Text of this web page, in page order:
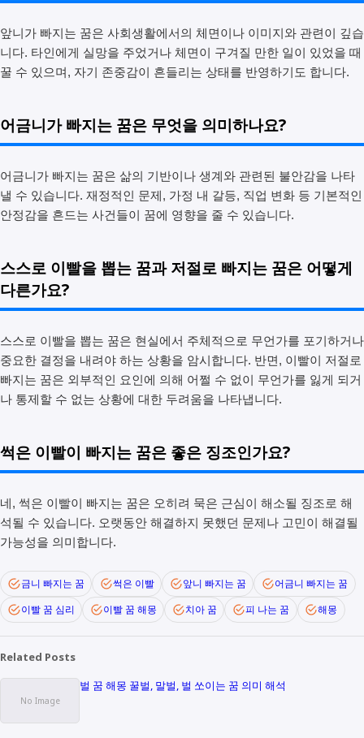
앞니가 빠지는 꿈은 사회생활에서의 체면이나 이미지와 관련이 깊습
니다. 타인에게 실망을 주었거나 체면이 구겨질 만한 일이 있었을 때
꿀 수 있으며, 자기 존중감이 흔들리는 상태를 반영하기도 합니다.
어금니가 빠지는 꿈은 무엇을 의미하나요?
어금니가 빠지는 꿈은 삶의 기반이나 생계와 관련된 불안감을 나타
낼 수 있습니다. 재정적인 문제, 가정 내 갈등, 직업 변화 등 기본적인
안정감을 흔드는 사건들이 꿈에 영향을 줄 수 있습니다.
스스로 이빨을 뽑는 꿈과 저절로 빠지는 꿈은 어떻게
다른가요?
스스로 이빨을 뽑는 꿈은 현실에서 주체적으로 무언가를 포기하거나
중요한 결정을 내려야 하는 상황을 암시합니다. 반면, 이빨이 저절로
빠지는 꿈은 외부적인 요인에 의해 어쩔 수 없이 무언가를 잃게 되거
나 통제할 수 없는 상황에 대한 두려움을 나타냅니다.
썩은 이빨이 빠지는 꿈은 좋은 징조인가요?
네, 썩은 이빨이 빠지는 꿈은 오히려 묵은 근심이 해소될 징조로 해
석될 수 있습니다. 오랫동안 해결하지 못했던 문제나 고민이 해결될
가능성을 의미합니다.
금니 빠지는 꿈 썩은 이빨 앞니 빠지는 꿈
어금니 빠지는 꿈
이빨 꿈 심리
이빨 꿈 해몽 치아 꿈 피 나는 꿈 해몽
Related Posts
벌 꿈 해몽 꿀벌, 말벌, 벌 쏘이는 꿈 의미 해석